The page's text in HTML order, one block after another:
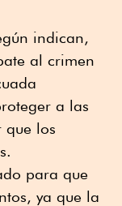
indican,
al crimen
a las
que los
para que
ya que la